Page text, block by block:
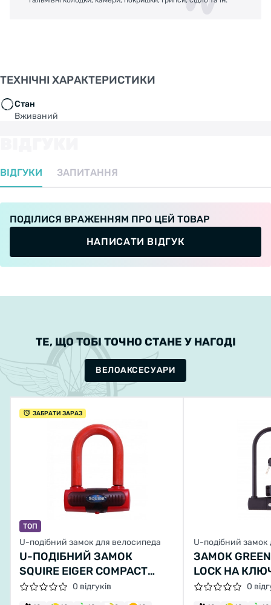
ТЕХНІЧНІ ХАРАКТЕРИСТИКИ
Стан
Вживаний
ВІДГУКИ ЗАПИТАННЯ
ПОДІЛИСЯ ВРАЖЕННЯМ ПРО ЦЕЙ ТОВАР
НАПИСАТИ ВІДГУК
ТЕ, ЩО ТОБІ ТОЧНО СТАНЕ У НАГОДІ
ВЕЛОАКСЕСУАРИ
ЗАБРАТИ ЗАРАЗ
ТОП
U-подібний замок для велосипеда
U-ПОДІБНИЙ ЗАМОК
SQUIRE EIGER COMPACT
ЧЕРВОНИЙ0 відгуків
U-подібний
ЗАМОК
LOCK НА
115X230 0